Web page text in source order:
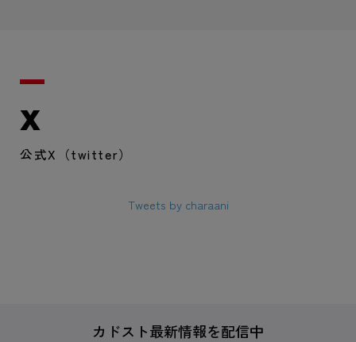
X
公式X（twitter）
Tweets by charaani
カドスト最新情報を配信中